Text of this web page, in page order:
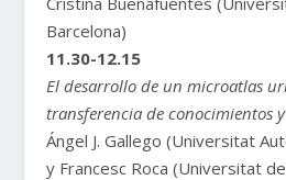
Barcelona)
11.30-12.15
El desarrollo de un microatlas
transferencia de conocimientos
Ángel J. Gallego (Universitat
y Francesc Roca (Universitat